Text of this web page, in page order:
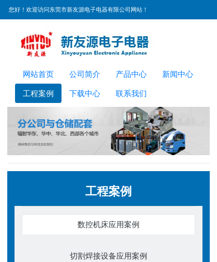
您好！欢迎访问东莞市新友源电子电器有限公司网站！
服务热线：
网站首页 公司简介 产品中心
新闻中心
工程案例
下载中心 联系我们
工程案例
数控机床应用案例
切割焊接设备应用案例